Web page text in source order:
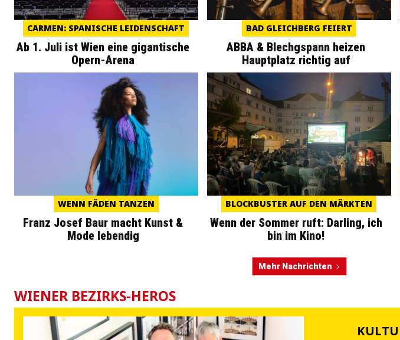
CARMEN: SPANISCHE LEIDENSCHAFT
Ab 1. Juli ist Wien eine gigantische
Opern-Arena
BAD GLEICHBERG FEIERT
ABBA & Blechgspann heizen
Hauptplatz richtig auf
WENN FÄDEN TANZEN
Franz Josef Baur macht Kunst &
Mode lebendig
BLOCKBUSTER AUF DEN MÄRKTEN
Wenn der Sommer ruft: Darling, ich
bin im Kino!
Mehr Nachrichten
WIENER BEZIRKS-HEROS